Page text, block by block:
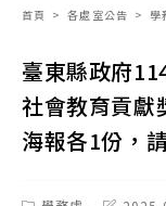
首頁 > 各處室公告 > 學
臺東縣政府
社會教育貢獻
海報各1份，